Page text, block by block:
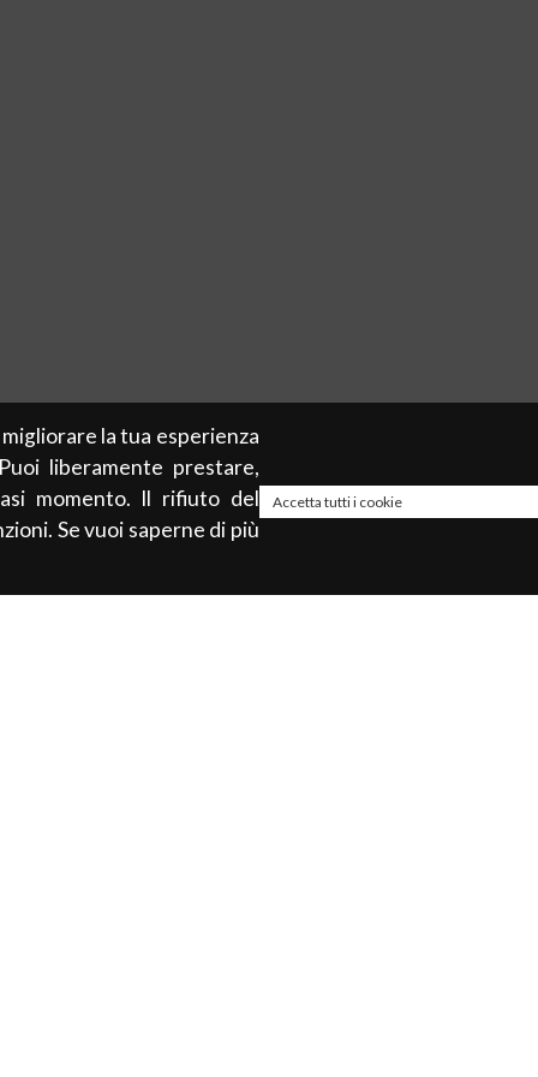
la tua esperienza
liberamente prestare,
momento. Il rifiuto del
Se vuoi saperne di più
Accetta tutti i cookie